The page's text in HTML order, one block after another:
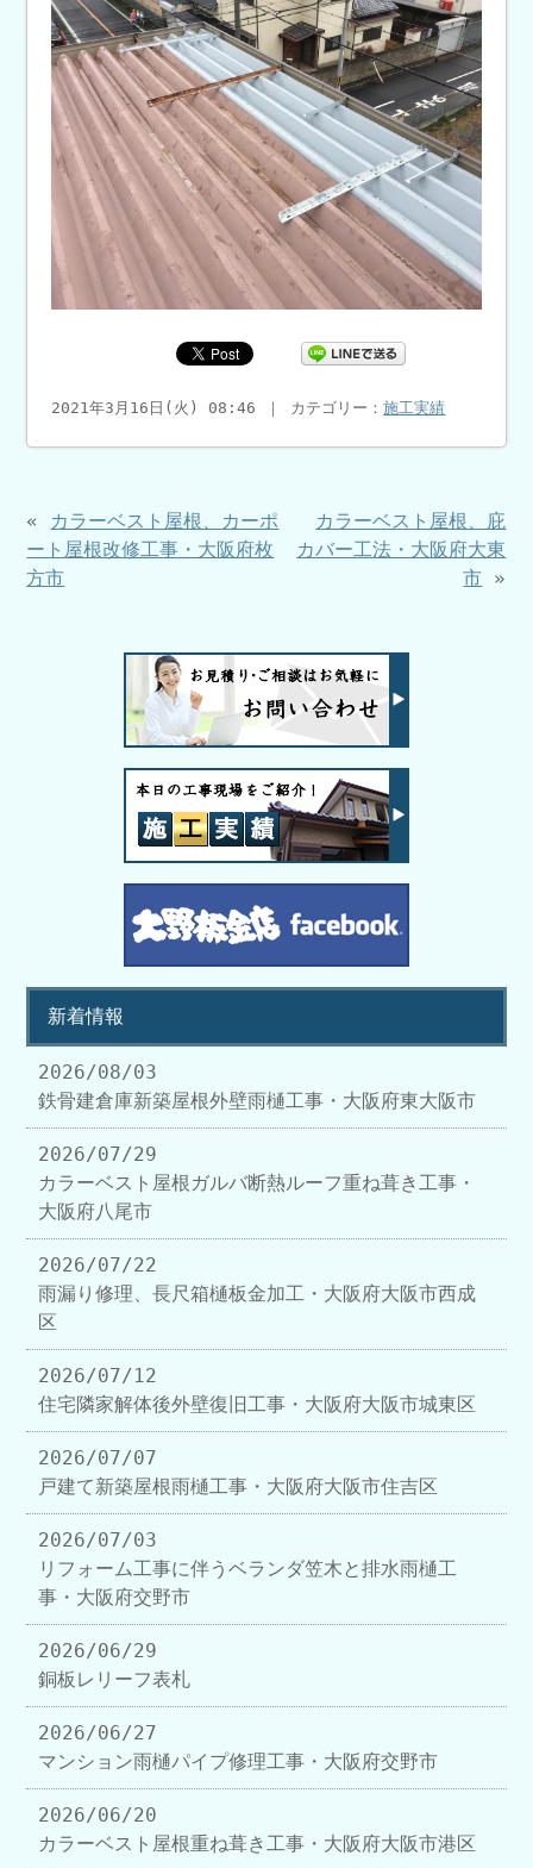
2021年3月16日(火) 08:46 ｜ カテゴリー：施工実績
« カラーベスト屋根、カーポ
ート屋根改修工事・大阪府枚
方市
カラーベスト屋根、庇
カバー工法・大阪府大東
市 »
新着情報
2026/08/03
鉄骨建倉庫新築屋根外壁雨樋工事・大阪府東大阪市
2026/07/29
カラーベスト屋根ガルバ断熱ルーフ重ね葺き工事・
大阪府八尾市
2026/07/22
雨漏り修理、長尺箱樋板金加工・大阪府大阪市西成
区
2026/07/12
住宅隣家解体後外壁復旧工事・大阪府大阪市城東区
2026/07/07
戸建て新築屋根雨樋工事・大阪府大阪市住吉区
2026/07/03
リフォーム工事に伴うベランダ笠木と排水雨樋工
事・大阪府交野市
2026/06/29
銅板レリーフ表札
2026/06/27
マンション雨樋パイプ修理工事・大阪府交野市
2026/06/20
カラーベスト屋根重ね葺き工事・大阪府大阪市港区